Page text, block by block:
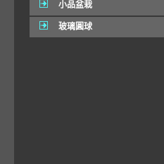
小品盆栽
玻璃圓球